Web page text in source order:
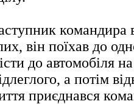
командира
він поїхав до
до автомобіля
а потім
приєднався